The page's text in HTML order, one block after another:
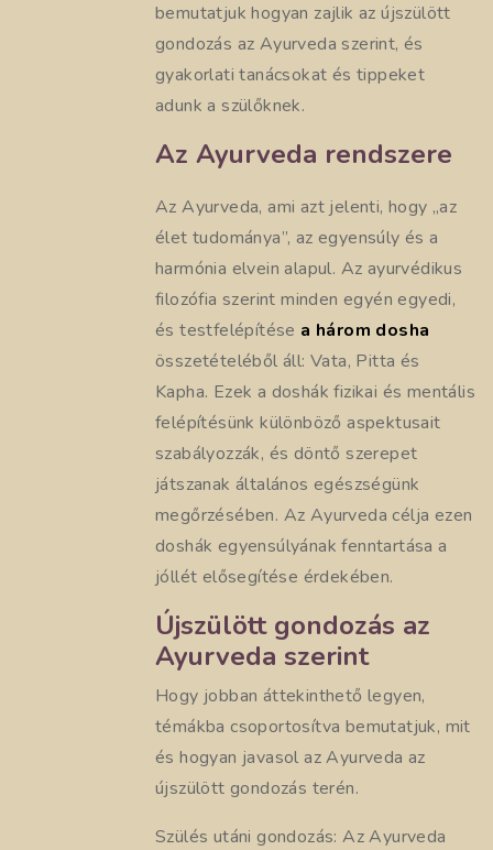
bemutatjuk hogyan zajlik az újszülött
gondozás az Ayurveda szerint, és
gyakorlati tanácsokat és tippeket
adunk a szülőknek.
Az Ayurveda rendszere
Az Ayurveda, ami azt jelenti, hogy „az
élet tudománya”, az egyensúly és a
harmónia elvein alapul. Az ayurvédikus
filozófia szerint minden egyén egyedi,
és testfelépítése a három dosha
összetételéből áll: Vata, Pitta és
Kapha. Ezek a doshák fizikai és mentális
felépítésünk különböző aspektusait
szabályozzák, és döntő szerepet
játszanak általános egészségünk
megőrzésében. Az Ayurveda célja ezen
doshák egyensúlyának fenntartása a
jóllét elősegítése érdekében.
Újszülött gondozás az
Ayurveda szerint
Hogy jobban áttekinthető legyen,
témákba csoportosítva bemutatjuk, mit
és hogyan javasol az Ayurveda az
újszülött gondozás terén.
Szülés utáni gondozás: Az Ayurveda